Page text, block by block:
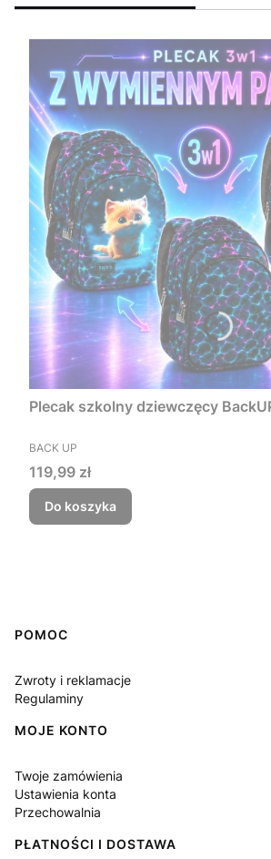
Plecak szkolny dziewczęcy
PRODUCENT
BACK UP
Cena
119,99 zł
Do koszyka
Linki w stopce
POMOC
Zwroty i reklamacje
Regulaminy
MOJE KONTO
Twoje zamówienia
Ustawienia konta
Przechowalnia
PŁATNOŚCI I DOSTAWA